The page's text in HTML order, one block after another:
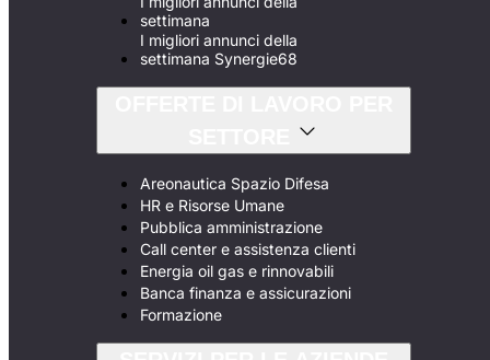
settimana
I migliori annunci della
settimana Synergie68
Areonautica Spazio Difesa
HR e Risorse Umane
Pubblica amministrazione
Call center e assistenza clienti
Energia oil gas e rinnovabili
Banca finanza e assicurazioni
Formazione